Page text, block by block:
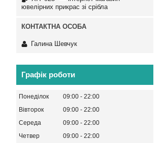
ювелірних прикрас зі срібла
Галина Шевчук
Графік роботи
Понеділок 09:00
22:00
Вівторок
09:00
22:00
Середа
09:00
22:00
Четвер
09:00
22:00